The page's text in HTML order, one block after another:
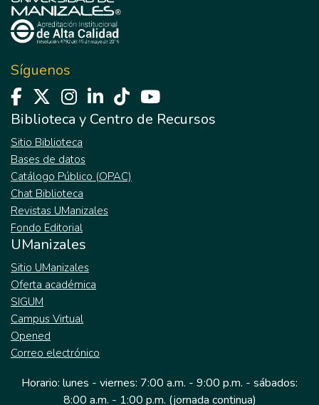
Síguenos
Biblioteca y Centro de Recursos
Sitio Biblioteca
Bases de datos
Catálogo Público (OPAC)
Chat Biblioteca
Revistas UManizales
Fondo Editorial
UManizales
Sitio UManizales
Oferta académica
SIGUM
Campus Virtual
Opened
Correo electrónico
Horario: lunes - viernes: 7:00 a.m. - 9:00 p.m. - sábados:
8:00 a.m. - 1:00 p.m. (jornada continua)